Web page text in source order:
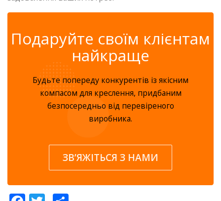
Подаруйте своїм клієнтам
найкраще
Будьте попереду конкурентів із якісним
компасом для креслення, придбаним
безпосередньо від перевіреного
виробника.
ЗВ’ЯЖІТЬСЯ З НАМИ